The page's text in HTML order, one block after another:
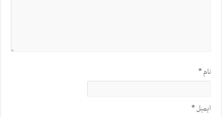
نام*
ایمیل*